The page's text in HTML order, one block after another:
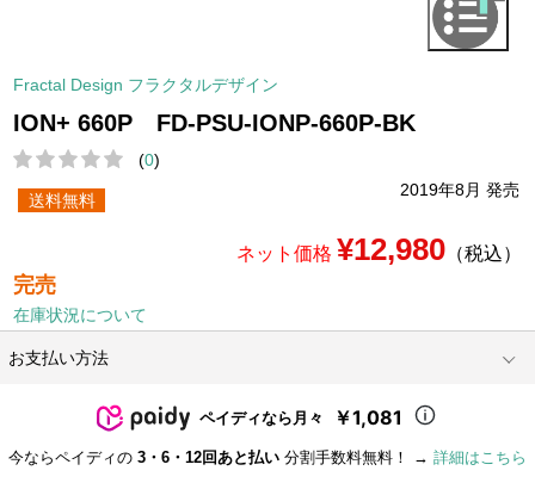
Fractal Design フラクタルデザイン
ION+ 660P FD-PSU-IONP-660P-BK
(0)
2019年8月 発売
送料無料
ネット価格 ¥12,980（税込）
完売
在庫状況について
お支払い方法
ペイディなら月々 ￥1,081
今ならペイディの 3・6・12回あと払い 分割手数料無料！ → 詳細はこちら